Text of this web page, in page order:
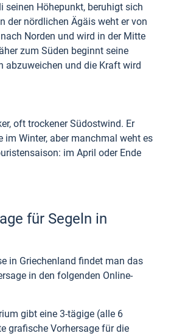
seinen Höhepunkt, beruhigt sich
der nördlichen Ägäis weht er von
Norden und wird in der Mitte
zum Süden beginnt seine
abzuweichen und die Kraft wird
oft trockener Südostwind. Er
im Winter, aber manchmal weht es
im April oder Ende
für Segeln in
in Griechenland findet man das
in den folgenden Online-
gibt eine 3-tägige (alle 6
grafische Vorhersage für die